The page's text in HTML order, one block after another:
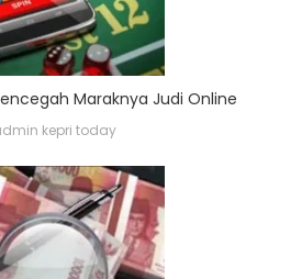
Maraknya Judi Online
kepri today